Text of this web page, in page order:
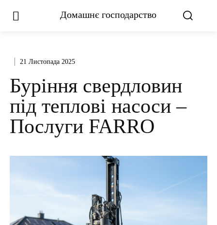
Домашнє господарство
21 Листопада 2025
Буріння свердловин
під теплові насоси –
Послуги FARRO